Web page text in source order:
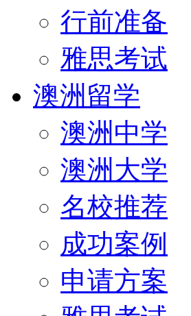
行前准备
雅思考试
澳洲留学
澳洲中学
澳洲大学
名校推荐
成功案例
申请方案